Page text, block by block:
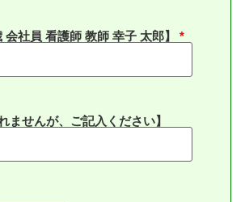
会社員 看護師 教師 幸子 太郎】
ませんが、ご記入ください】